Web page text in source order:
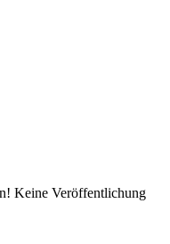
Keine Veröffentlichung